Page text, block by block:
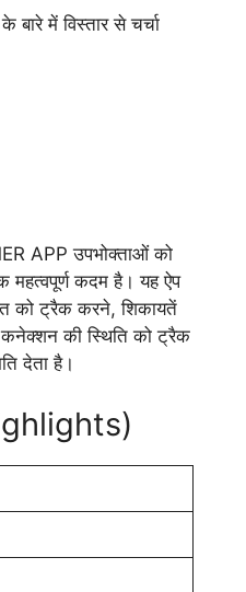
में विस्तार से चर्चा
APP उपभोक्ताओं को
महत्वपूर्ण कदम है। यह ऐप
को ट्रैक करने, शिकायतें
की स्थिति को ट्रैक
देता है।